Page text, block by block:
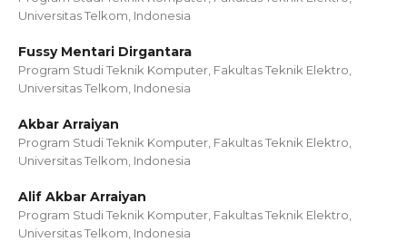
Universitas Telkom, Indonesia
Fussy Mentari Dirgantara
Program Studi Teknik Komputer, Fakultas Teknik Elektro,
Universitas Telkom, Indonesia
Akbar Arraiyan
Program Studi Teknik Komputer, Fakultas Teknik Elektro,
Universitas Telkom, Indonesia
Alif Akbar Arraiyan
Program Studi Teknik Komputer, Fakultas Teknik Elektro,
Universitas Telkom, Indonesia